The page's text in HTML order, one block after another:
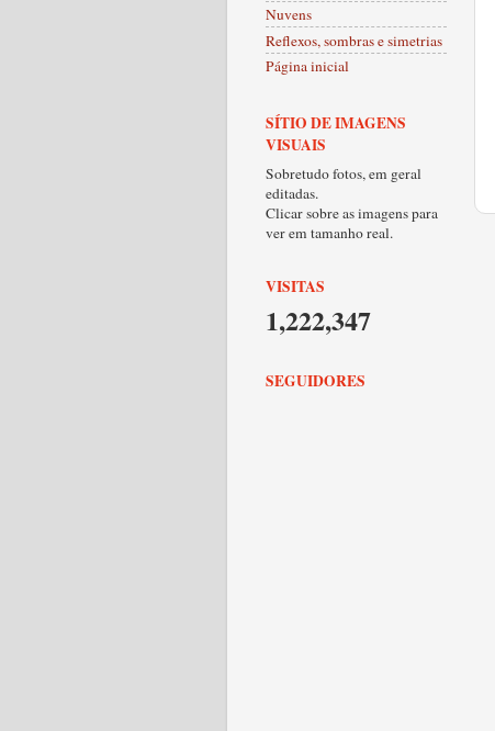
Nuvens
Reflexos, sombras e simetrias
Página inicial
SÍTIO DE IMAGENS
VISUAIS
Sobretudo fotos, em geral
editadas.
Clicar sobre as imagens para
ver em tamanho real.
VISITAS
1,222,347
SEGUIDORES